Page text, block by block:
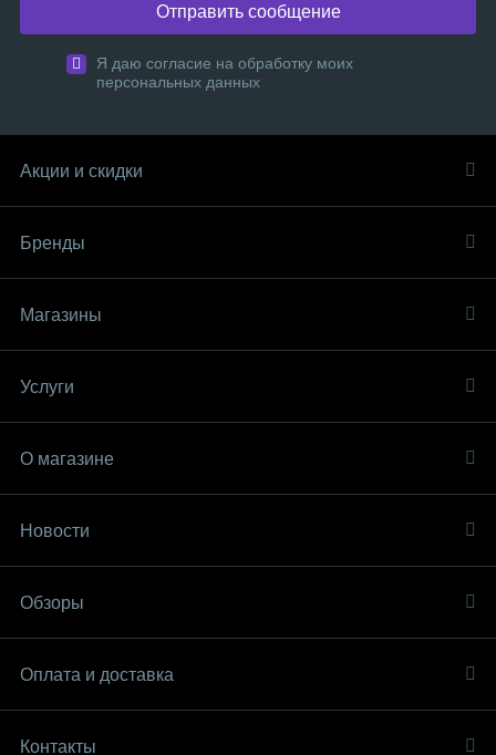
Отправить сообщение
Я даю согласие на обработку моих
персональных данных
Акции и скидки
Бренды
Магазины
Услуги
О магазине
Новости
Обзоры
Оплата и доставка
Контакты